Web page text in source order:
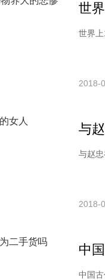
世
世界上
2018-
与
与赵忠
2018-
中
中国古